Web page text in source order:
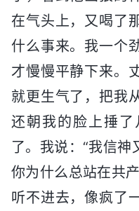
在气头上，又喝了
什么事来。我一个
才慢慢平静下来。
就更生气了，把我
还朝我的脸上捶
了。我说：“我信神
你为什么总站在共
听不进去，像疯了